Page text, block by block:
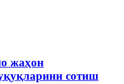
жаҳон
сотиш